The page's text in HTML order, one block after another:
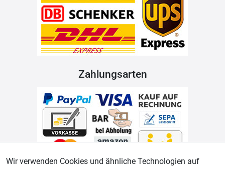
Zahlungsarten
Wir verwenden Cookies und ähnliche Technologien auf